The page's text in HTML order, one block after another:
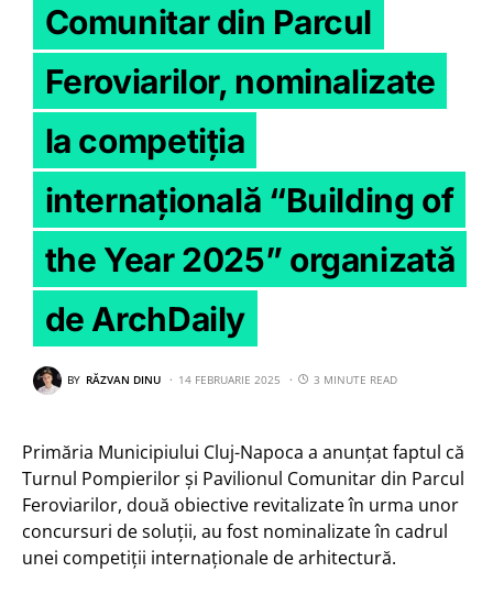
Comunitar din Parcul
Feroviarilor, nominalizate
la competiția
internațională “Building of
the Year 2025” organizată
de ArchDaily
BY RĂZVAN DINU 14 FEBRUARIE 2025 3 MINUTE READ
Primăria Municipiului Cluj-Napoca a anunțat faptul că
Turnul Pompierilor și Pavilionul Comunitar din Parcul
Feroviarilor, două obiective revitalizate în urma unor
concursuri de soluții, au fost nominalizate în cadrul
unei competiții internaționale de arhitectură.